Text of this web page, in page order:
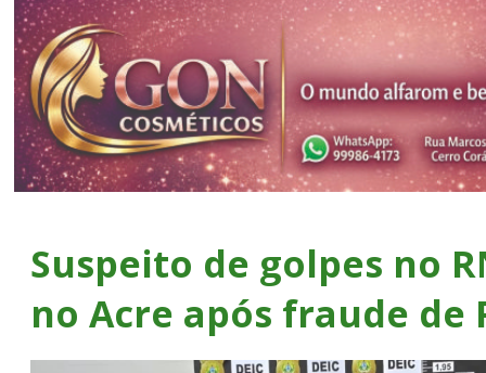
Suspeito de golpes no
no Acre após fraude de